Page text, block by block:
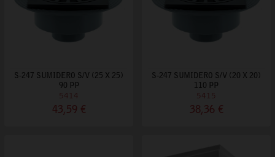
S-247 SUMIDERO S/V (25 X 25)
90 PP
5414
43,59 €
S-247 SUMIDERO S/V (20 X 20)
110 PP
5415
38,36 €